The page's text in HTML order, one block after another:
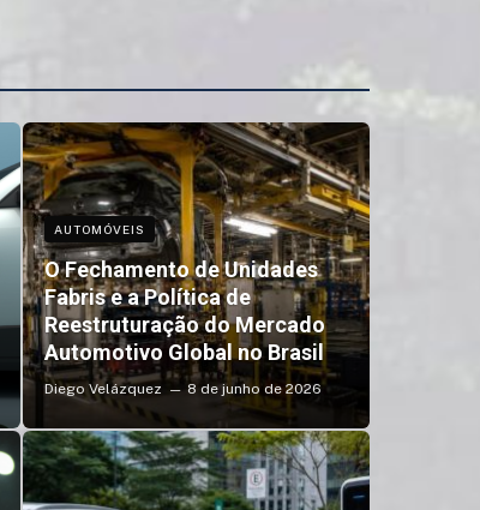
AUTOMÓVEIS
O Fechamento de Unidades
Fabris e a Política de
Reestruturação do Mercado
Automotivo Global no Brasil
Diego Velázquez 8 de junho de 2026